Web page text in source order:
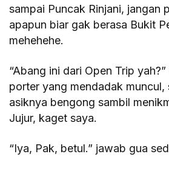
sampai Puncak Rinjani, jangan
apapun biar gak berasa Bukit
mehehehe.
“Abang ini dari Open Trip
porter yang mendadak muncul,
asiknya bengong sambil
Jujur, kaget saya.
“Iya, Pak, betul.” jawab gua